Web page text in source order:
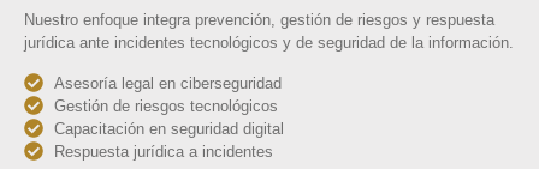
Nuestro enfoque integra prevención, gestión de riesgos y respuesta
jurídica ante incidentes tecnológicos y de seguridad de la información.
Asesoría legal en ciberseguridad
Gestión de riesgos tecnológicos
Capacitación en seguridad digital
Respuesta jurídica a incidentes